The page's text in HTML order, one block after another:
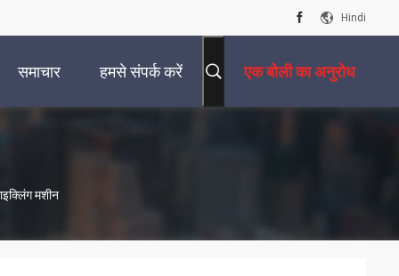
Hindi
समाचार हमसे संपर्क करें एक बोली का अनुरोध
मशीन